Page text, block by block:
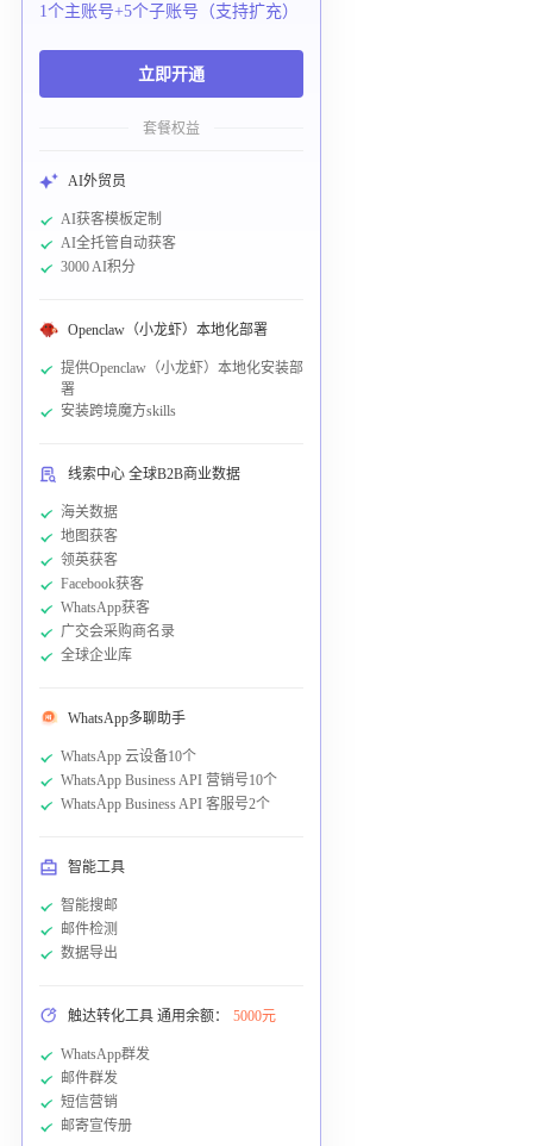
1个主账号+5个子账号（支持扩充）
立即开通
套餐权益
AI外贸员
AI获客模板定制
AI全托管自动获客
3000 AI积分
Openclaw（小龙虾）本地化部署
提供Openclaw（小龙虾）本地化安装部
署
安装跨境魔方skills
线索中心 全球B2B商业数据
海关数据
地图获客
领英获客
Facebook获客
WhatsApp获客
广交会采购商名录
全球企业库
WhatsApp多聊助手
WhatsApp 云设备10个
WhatsApp Business API 营销号10个
WhatsApp Business API 客服号2个
智能工具
智能搜邮
邮件检测
数据导出
触达转化工具 通用余额： 5000元
WhatsApp群发
邮件群发
短信营销
邮寄宣传册